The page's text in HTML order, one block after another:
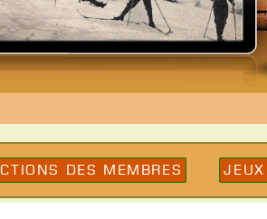
des membres Jeux